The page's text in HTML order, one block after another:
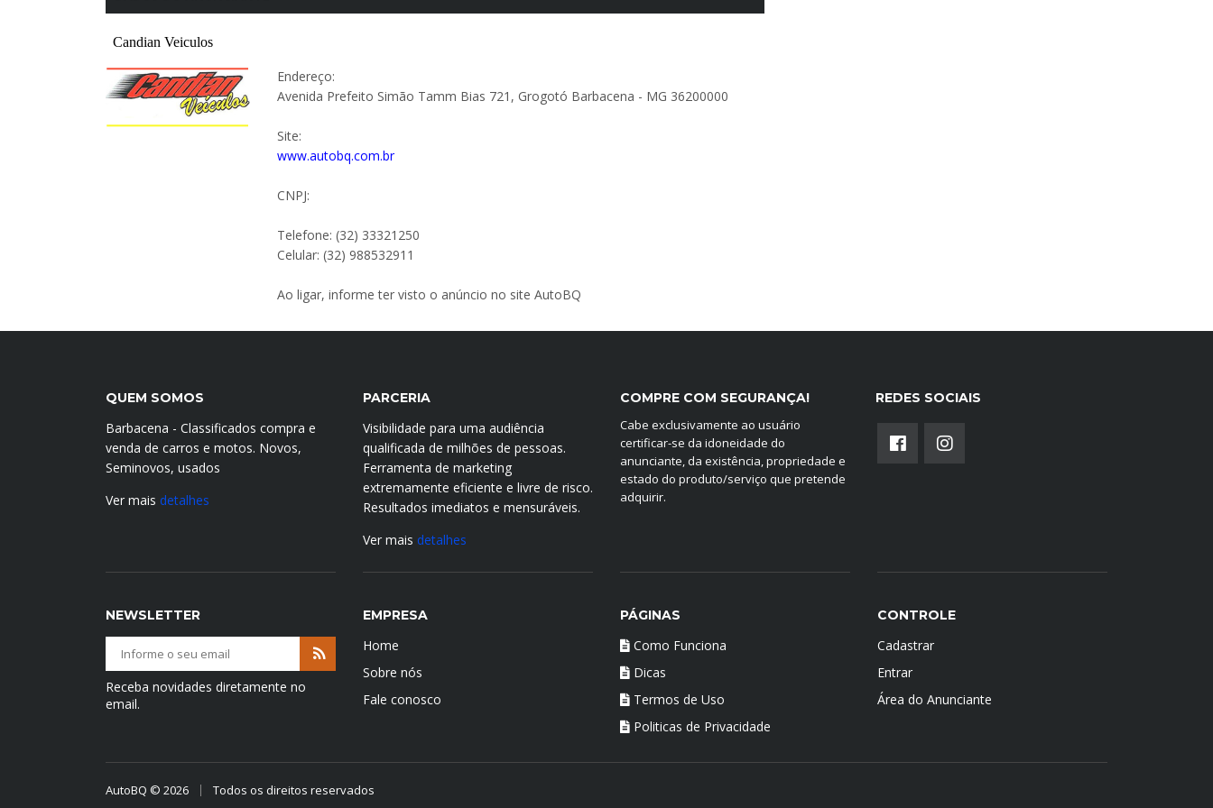
Endereço:
Avenida Prefeito Simão Tamm Bias 721, Grogotó Barbacena - MG 36200000
Site:
www.autobq.com.br
CNPJ:
Telefone: (32) 33321250
Celular: (32) 988532911
Ao ligar, informe ter visto o anúncio no site AutoBQ
QUEM SOMOS
Barbacena - Classificados compra e
venda de carros e motos. Novos,
Seminovos, usados
Ver mais detalhes
PARCERIA
Visibilidade para uma audiência
qualificada de milhões de pessoas.
Ferramenta de marketing
extremamente eficiente e livre de risco.
Resultados imediatos e mensuráveis.
Ver mais detalhes
COMPRE COM SEGURANÇA!
Cabe exclusivamente ao usuário
certificar-se da idoneidade do
anunciante, da existência, propriedade e
estado do produto/serviço que pretende
adquirir.
REDES SOCIAIS
NEWSLETTER
Receba novidades diretamente no
email.
EMPRESA
Home
Sobre nós
Fale conosco
PÁGINAS
Como Funciona
Dicas
Termos de Uso
Politicas de Privacidade
CONTROLE
Cadastrar
Entrar
Área do Anunciante
AutoBQ © 2026 Todos os direitos reservados